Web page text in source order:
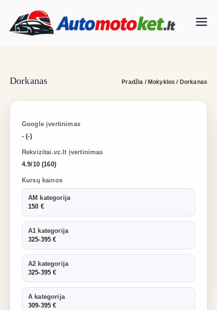
turinio
im
klo
s
Dorkanas Pradžia /Mokyklos / Dorkanas
Google įvertinimas
- (-)
Rekvizitai.vz.lt įvertinimas
4.9/10 (160)
Kursų kainos
AM kategorija
150 €
A1 kategorija
325-395 €
A2 kategorija
325-395 €
A kategorija
309-395 €